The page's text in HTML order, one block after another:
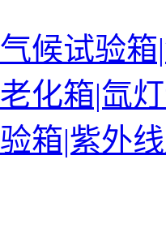
候试验箱
化箱|氙
箱|紫外